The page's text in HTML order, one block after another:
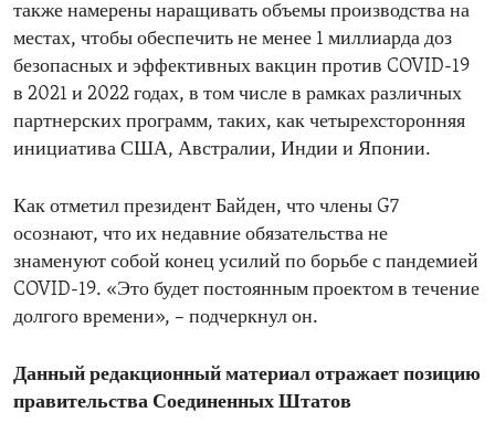
также намерены наращивать объемы производства на
местах, чтобы обеспечить не менее 1 миллиарда доз
безопасных и эффективных вакцин против COVID-19
в 2021 и 2022 годах, в том числе в рамках различных
партнерских программ, таких, как четырехсторонняя
инициатива США, Австралии, Индии и Японии.
Как отметил президент Байден, что члены G7
осознают, что их недавние обязательства не
знаменуют собой конец усилий по борьбе с пандемией
COVID-19. «Это будет постоянным проектом в течение
долгого времени», – подчеркнул он.
Данный редакционный материал отражает позицию
правительства Соединенных Штатов